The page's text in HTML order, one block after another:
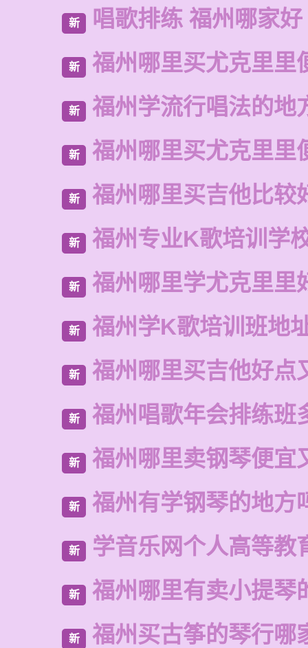
新 唱歌排练 福州哪家好
新 福州哪里买尤克里里
新 福州学流行唱法的地
新 福州哪里买尤克里里
新 福州哪里买吉他比较
新 福州专业K歌培训学
新 福州哪里学尤克里里
新 福州学K歌培训班地
新 福州哪里买吉他好点
新 福州唱歌年会排练班
新 福州哪里卖钢琴便宜
新 福州有学钢琴的地方
新 学音乐网个人高等教
新 福州哪里有卖小提琴
新 福州买古筝的琴行哪